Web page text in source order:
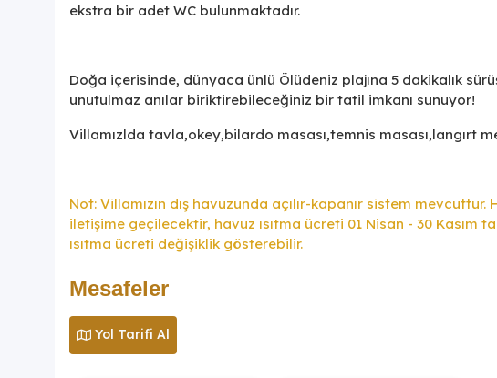
ekstra bir adet WC bulunmaktadır.
Doğa içerisinde, dünyaca ünlü Ölüdeniz plajına 5 dakikalık
unutulmaz anılar biriktirebileceğiniz bir tatil imkanı sunuyor!
Villamızlda tavla,okey,bilardo masası,temnis masası,langırt
Not: Villamızın dış havuzunda açılır-kapanır sistem
iletişime geçilecektir, havuz ısıtma ücreti 01 Nisan - 30 Kasım
ısıtma ücreti değişiklik gösterebilir.
Mesafeler
Yol Tarifi Al